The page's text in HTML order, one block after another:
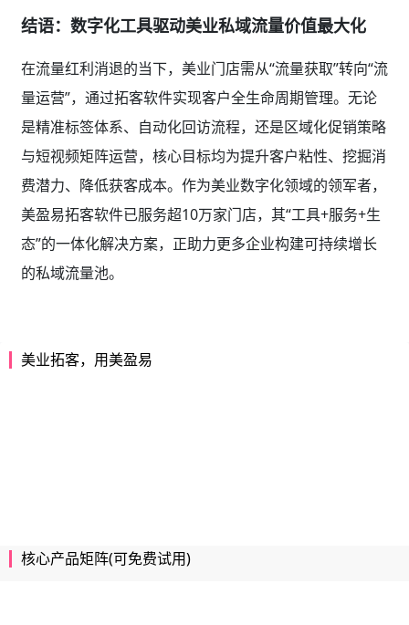
结语：数字化工具驱动美业私域流量价值最大化
在流量红利消退的当下，美业门店需从“流量获取”转向“流
量运营”，通过拓客软件实现客户全生命周期管理。无论
是精准标签体系、自动化回访流程，还是区域化促销策略
与短视频矩阵运营，核心目标均为提升客户粘性、挖掘消
费潜力、降低获客成本。作为美业数字化领域的领军者，
美盈易拓客软件已服务超10万家门店，其“工具+服务+生
态”的一体化解决方案，正助力更多企业构建可持续增长
的私域流量池。
美业拓客，用美盈易
核心产品矩阵(可免费试用)